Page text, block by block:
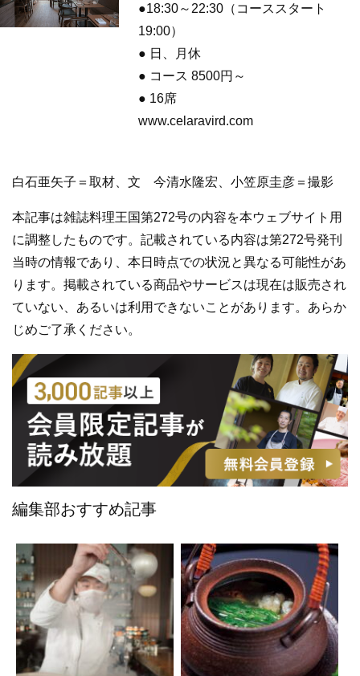
●18:30～22:30（コーススタート
19:00）
● 日、月休
● コース 8500円～
● 16席
www.celaravird.com
白石亜矢子＝取材、文 今清水隆宏、小笠原圭彦＝撮影
本記事は雑誌料理王国第272号の内容を本ウェブサイト用
に調整したものです。記載されている内容は第272号発刊
当時の情報であり、本日時点での状況と異なる可能性があ
ります。掲載されている商品やサービスは現在は販売され
ていない、あるいは利用できないことがあります。あらか
じめご了承ください。
編集部おすすめ記事